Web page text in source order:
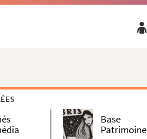
Base
Patrimoine